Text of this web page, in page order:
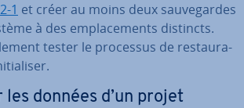
1 et créer au moins deux sau­ve­gardes
à des em­pla­ce­ments distincts.
tester le processus de res­tau­ra­
données d’un projet